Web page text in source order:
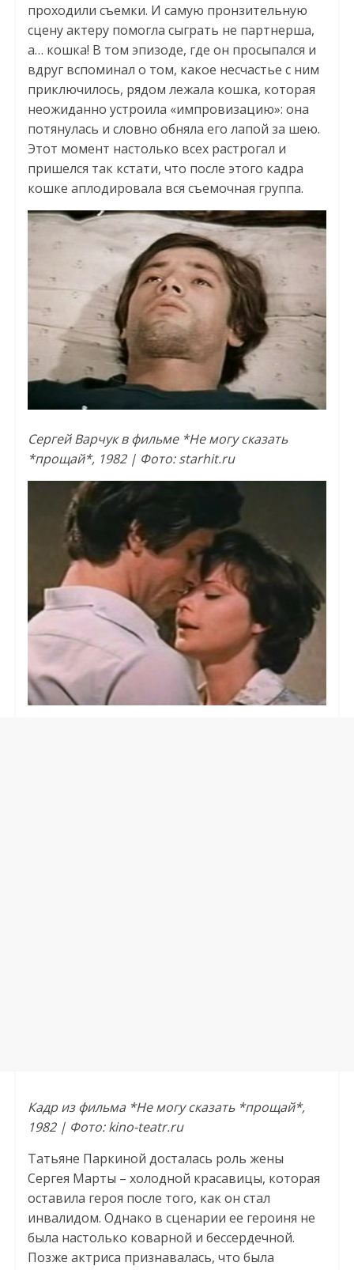
проходили съемки. И самую пронзительную
сцену актеру помогла сыграть не партнерша,
а… кошка! В том эпизоде, где он просыпался и
вдруг вспоминал о том, какое несчастье с ним
приключилось, рядом лежала кошка, которая
неожиданно устроила «импровизацию»: она
потянулась и словно обняла его лапой за шею.
Этот момент настолько всех растрогал и
пришелся так кстати, что после этого кадра
кошке аплодировала вся съемочная группа.
Сергей Варчук в фильме *Не могу сказать
*прощай*, 1982 | Фото: starhit.ru
Кадр из фильма *Не могу сказать *прощай*,
1982 | Фото: kino-teatr.ru
Татьяне Паркиной досталась роль жены
Сергея Марты – холодной красавицы, которая
оставила героя после того, как он стал
инвалидом. Однако в сценарии ее героиня не
была настолько коварной и бессердечной.
Позже актриса признавалась, что была